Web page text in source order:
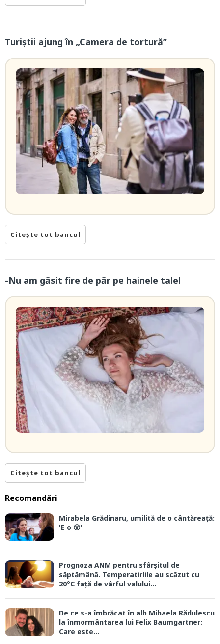
Turiștii ajung în „Camera de tortură”
Citește tot bancul
-Nu am găsit fire de păr pe hainele tale!
Citește tot bancul
Recomandări
Mirabela Grădinaru, umilită de o cântăreață:
'E o 😲'
Prognoza ANM pentru sfârșitul de
săptămână. Temperatirlile au scăzut cu
20°C față de vârful valului...
De ce s-a îmbrăcat în alb Mihaela Rădulescu
la înmormântarea lui Felix Baumgartner:
Care este...